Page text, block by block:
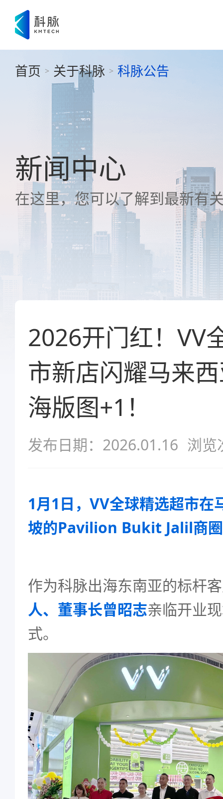
首页 > 关于科脉 > 科脉公告
新闻中心
在这里，您可以了解到最新有
2026开门红！VV
市新店闪耀马来
海版图+1！
发布日期：2026.01.16 浏览
1月1日，VV全球精选超市在
坡的Pavilion Bukit Jalil商
作为科脉出海东南亚的标杆
人、董事长曾昭志亲临开业
式。